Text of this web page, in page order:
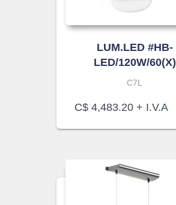
LUM.LED #HB-
LED/120W/60(X)
C7L
C$ 4,483.20 + I.V.A